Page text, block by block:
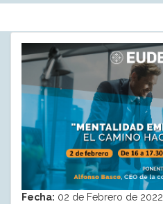
Fecha: 02 de Febrero de 2022